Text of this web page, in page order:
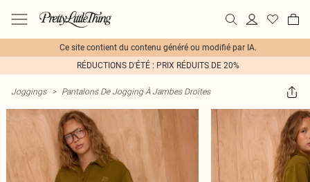
Ce site contient du contenu généré ou modifié par IA.
RÉDUCTIONS D'ÉTÉ : PRIX RÉDUITS DE 20%
Joggings > Pantalons De Jogging À Jambes Droites